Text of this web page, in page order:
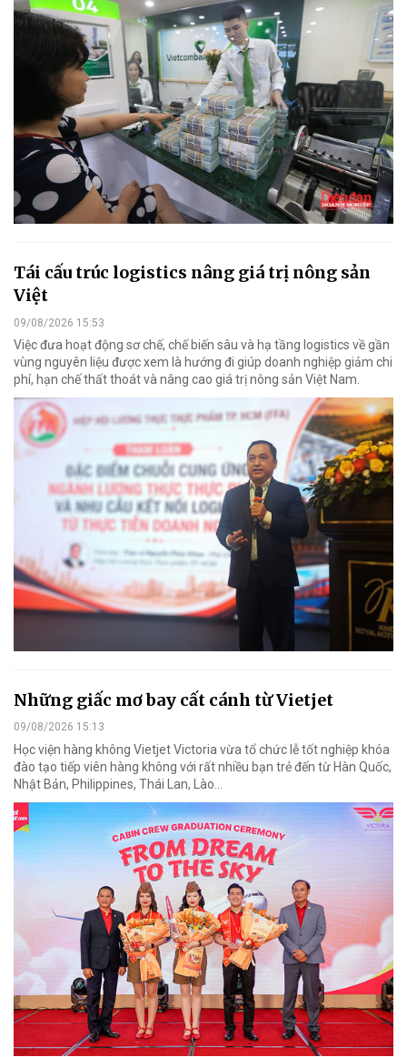
Tái cấu trúc logistics nâng giá trị nông sản
Việt
09/08/2026 15:53
Việc đưa hoạt động sơ chế, chế biến sâu và hạ tầng logistics về gần
vùng nguyên liệu được xem là hướng đi giúp doanh nghiệp giảm chi
phí, hạn chế thất thoát và nâng cao giá trị nông sản Việt Nam.
Những giấc mơ bay cất cánh từ Vietjet
09/08/2026 15:13
Học viện hàng không Vietjet Victoria vừa tổ chức lễ tốt nghiệp khóa
đào tạo tiếp viên hàng không với rất nhiều bạn trẻ đến từ Hàn Quốc,
Nhật Bản, Philippines, Thái Lan, Lào…